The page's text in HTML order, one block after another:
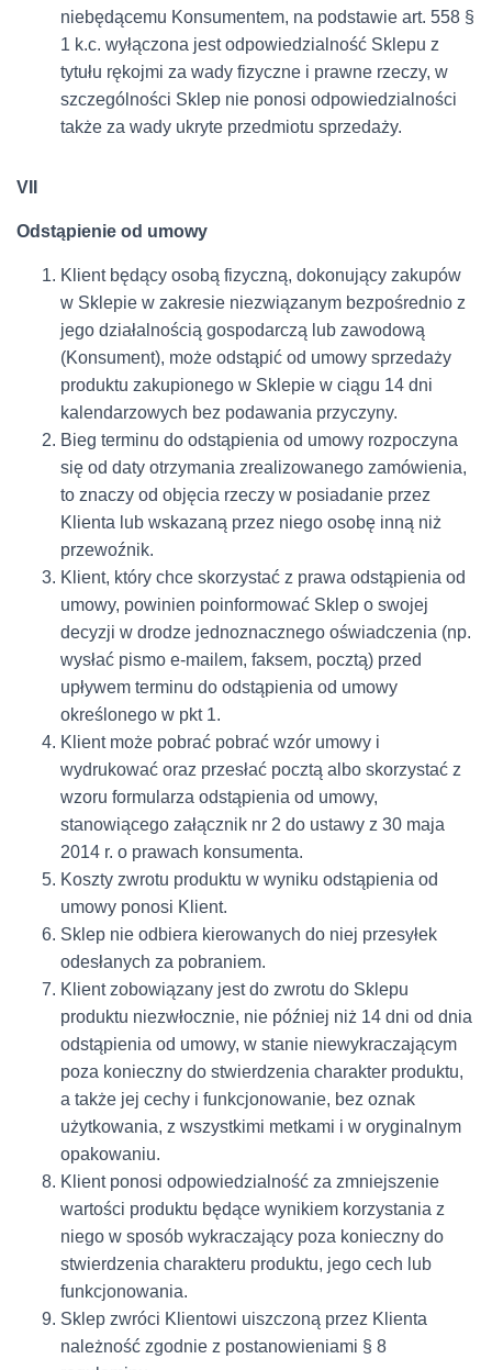
niebędącemu Konsumentem, na podstawie art. 558 §
1 k.c. wyłączona jest odpowiedzialność Sklepu z
tytułu rękojmi za wady fizyczne i prawne rzeczy, w
szczególności Sklep nie ponosi odpowiedzialności
także za wady ukryte przedmiotu sprzedaży.
VII
Odstąpienie od umowy
Klient będący osobą fizyczną, dokonujący zakupów
w Sklepie w zakresie niezwiązanym bezpośrednio z
jego działalnością gospodarczą lub zawodową
(Konsument), może odstąpić od umowy sprzedaży
produktu zakupionego w Sklepie w ciągu 14 dni
kalendarzowych bez podawania przyczyny.
Bieg terminu do odstąpienia od umowy rozpoczyna
się od daty otrzymania zrealizowanego zamówienia,
to znaczy od objęcia rzeczy w posiadanie przez
Klienta lub wskazaną przez niego osobę inną niż
przewoźnik.
Klient, który chce skorzystać z prawa odstąpienia od
umowy, powinien poinformować Sklep o swojej
decyzji w drodze jednoznacznego oświadczenia (np.
wysłać pismo e-mailem, faksem, pocztą) przed
upływem terminu do odstąpienia od umowy
określonego w pkt 1.
Klient może pobrać pobrać wzór umowy i
wydrukować oraz przesłać pocztą albo skorzystać z
wzoru formularza odstąpienia od umowy,
stanowiącego załącznik nr 2 do ustawy z 30 maja
2014 r. o prawach konsumenta.
Koszty zwrotu produktu w wyniku odstąpienia od
umowy ponosi Klient.
Sklep nie odbiera kierowanych do niej przesyłek
odesłanych za pobraniem.
Klient zobowiązany jest do zwrotu do Sklepu
produktu niezwłocznie, nie później niż 14 dni od dnia
odstąpienia od umowy, w stanie niewykraczającym
poza konieczny do stwierdzenia charakter produktu,
a także jej cechy i funkcjonowanie, bez oznak
użytkowania, z wszystkimi metkami i w oryginalnym
opakowaniu.
Klient ponosi odpowiedzialność za zmniejszenie
wartości produktu będące wynikiem korzystania z
niego w sposób wykraczający poza konieczny do
stwierdzenia charakteru produktu, jego cech lub
funkcjonowania.
Sklep zwróci Klientowi uiszczoną przez Klienta
należność zgodnie z postanowieniami § 8